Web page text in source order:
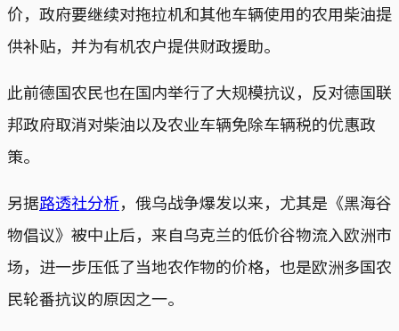
价，政府要继续对拖拉机和其他车辆使用的农用柴油提
供补贴，并为有机农户提供财政援助。
此前德国农民也在国内举行了大规模抗议，反对德国联
邦政府取消对柴油以及农业车辆免除车辆税的优惠政
策。
另据路透社分析，俄乌战争爆发以来，尤其是《黑海谷
物倡议》被中止后，来自乌克兰的低价谷物流入欧洲市
场，进一步压低了当地农作物的价格，也是欧洲多国农
民轮番抗议的原因之一。